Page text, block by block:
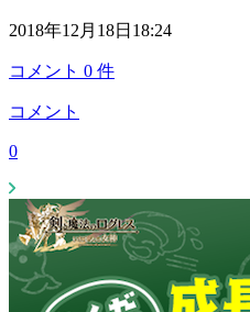
2018年12月18日18:24
コメント 0 件
コメント
0